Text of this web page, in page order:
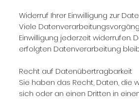
Widerruf Ihrer Einwilligung zur
Viele
Einwilligung jederzeit widerrufen.
erfolgten Datenverarbeitung
Recht auf Datenübertragbarkeit
Sie haben das Recht, Daten, die
sich oder an einen Dritten in